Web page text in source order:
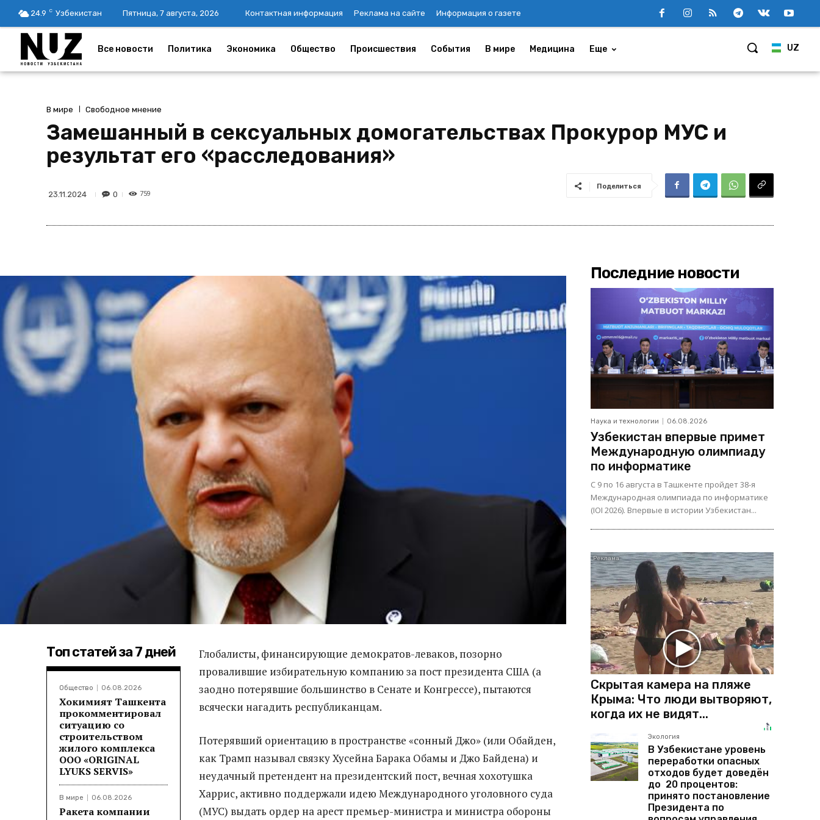
24.9 C Узбекистан Пятница, 7 августа, 2026 Контактная информация Реклама на сайте Информация о газете
UZ
Все новости Политика Экономика Общество Происшествия События В мире Медицина Еще
В мире Свободное мнение
Замешанный в сексуальных домогательствах Прокурор МУС и
результат его «расследования»
23.11.2024 0 759
Поделиться
Топ статей за 7 дней
Общество 06.08.2026
Хокимият Ташкента
прокомментировал
ситуацию со
строительством
жилого комплекса
ООО «ORIGINAL
LYUKS SERVIS»
В мире 06.08.2026
Ракета компании
Глобалисты, финансирующие демократов-леваков, позорно
провалившие избирательную компанию за пост президента США (а
заодно потерявшие большинство в Сенате и Конгрессе), пытаются
всячески нагадить республиканцам.
Потерявший ориентацию в пространстве «сонный Джо» (или Обайден,
как Трамп называл связку Хусейна Барака Обамы и Джо Байдена) и
неудачный претендент на президентский пост, вечная хохотушка
Харрис, активно поддержали идею Международного уголовного суда
(МУС) выдать ордер на арест премьер-министра и министра обороны
Последние новости
Наука и технологии 06.08.2026
Узбекистан впервые примет
Международную олимпиаду
по информатике
С 9 по 16 августа в Ташкенте пройдет 38-я
Международная олимпиада по информатике
(IOI 2026). Впервые в истории Узбекистан...
Скрытая камера на пляже
Крыма: Что люди вытворяют,
когда их не видят...
Экология
В Узбекистане уровень
переработки опасных
отходов будет доведён
до 20 процентов:
принято постановление
Президента по